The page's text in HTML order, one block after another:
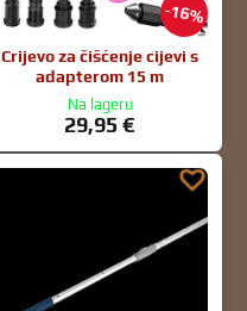
16%
Crijevo za čišćenje cijevi s
adapterom 15 m
Na lageru
29,95 €